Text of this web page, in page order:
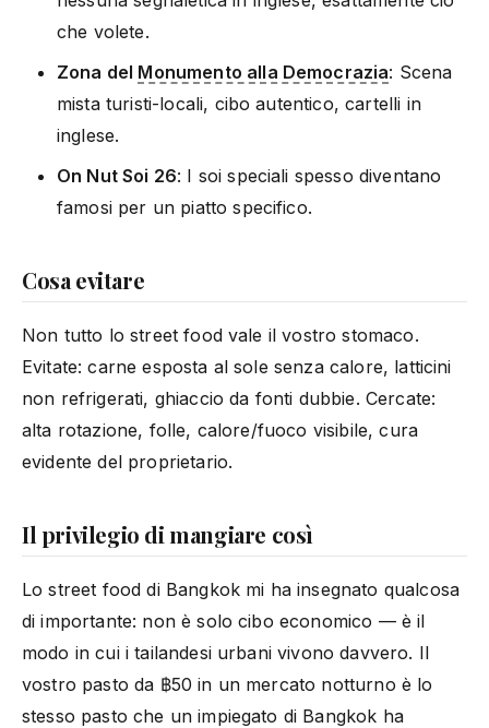
che volete.
Zona del Monumento alla Democrazia: Scena
mista turisti-locali, cibo autentico, cartelli in
inglese.
On Nut Soi 26: I soi speciali spesso diventano
famosi per un piatto specifico.
Cosa evitare
Non tutto lo street food vale il vostro stomaco.
Evitate: carne esposta al sole senza calore, latticini
non refrigerati, ghiaccio da fonti dubbie. Cercate:
alta rotazione, folle, calore/fuoco visibile, cura
evidente del proprietario.
Il privilegio di mangiare così
Lo street food di Bangkok mi ha insegnato qualcosa
di importante: non è solo cibo economico — è il
modo in cui i tailandesi urbani vivono davvero. Il
vostro pasto da ฿50 in un mercato notturno è lo
stesso pasto che un impiegato di Bangkok ha